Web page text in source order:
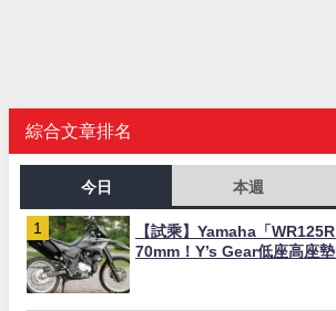
綜合文章排名
今日 本週
【試乘】Yamaha「
70mm！Y’s Gear低座高座